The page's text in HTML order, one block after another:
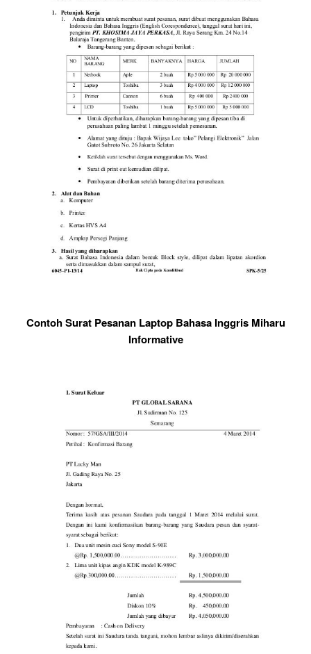
Contoh Surat Pesanan Laptop Bahasa Inggris Miharu
Informative